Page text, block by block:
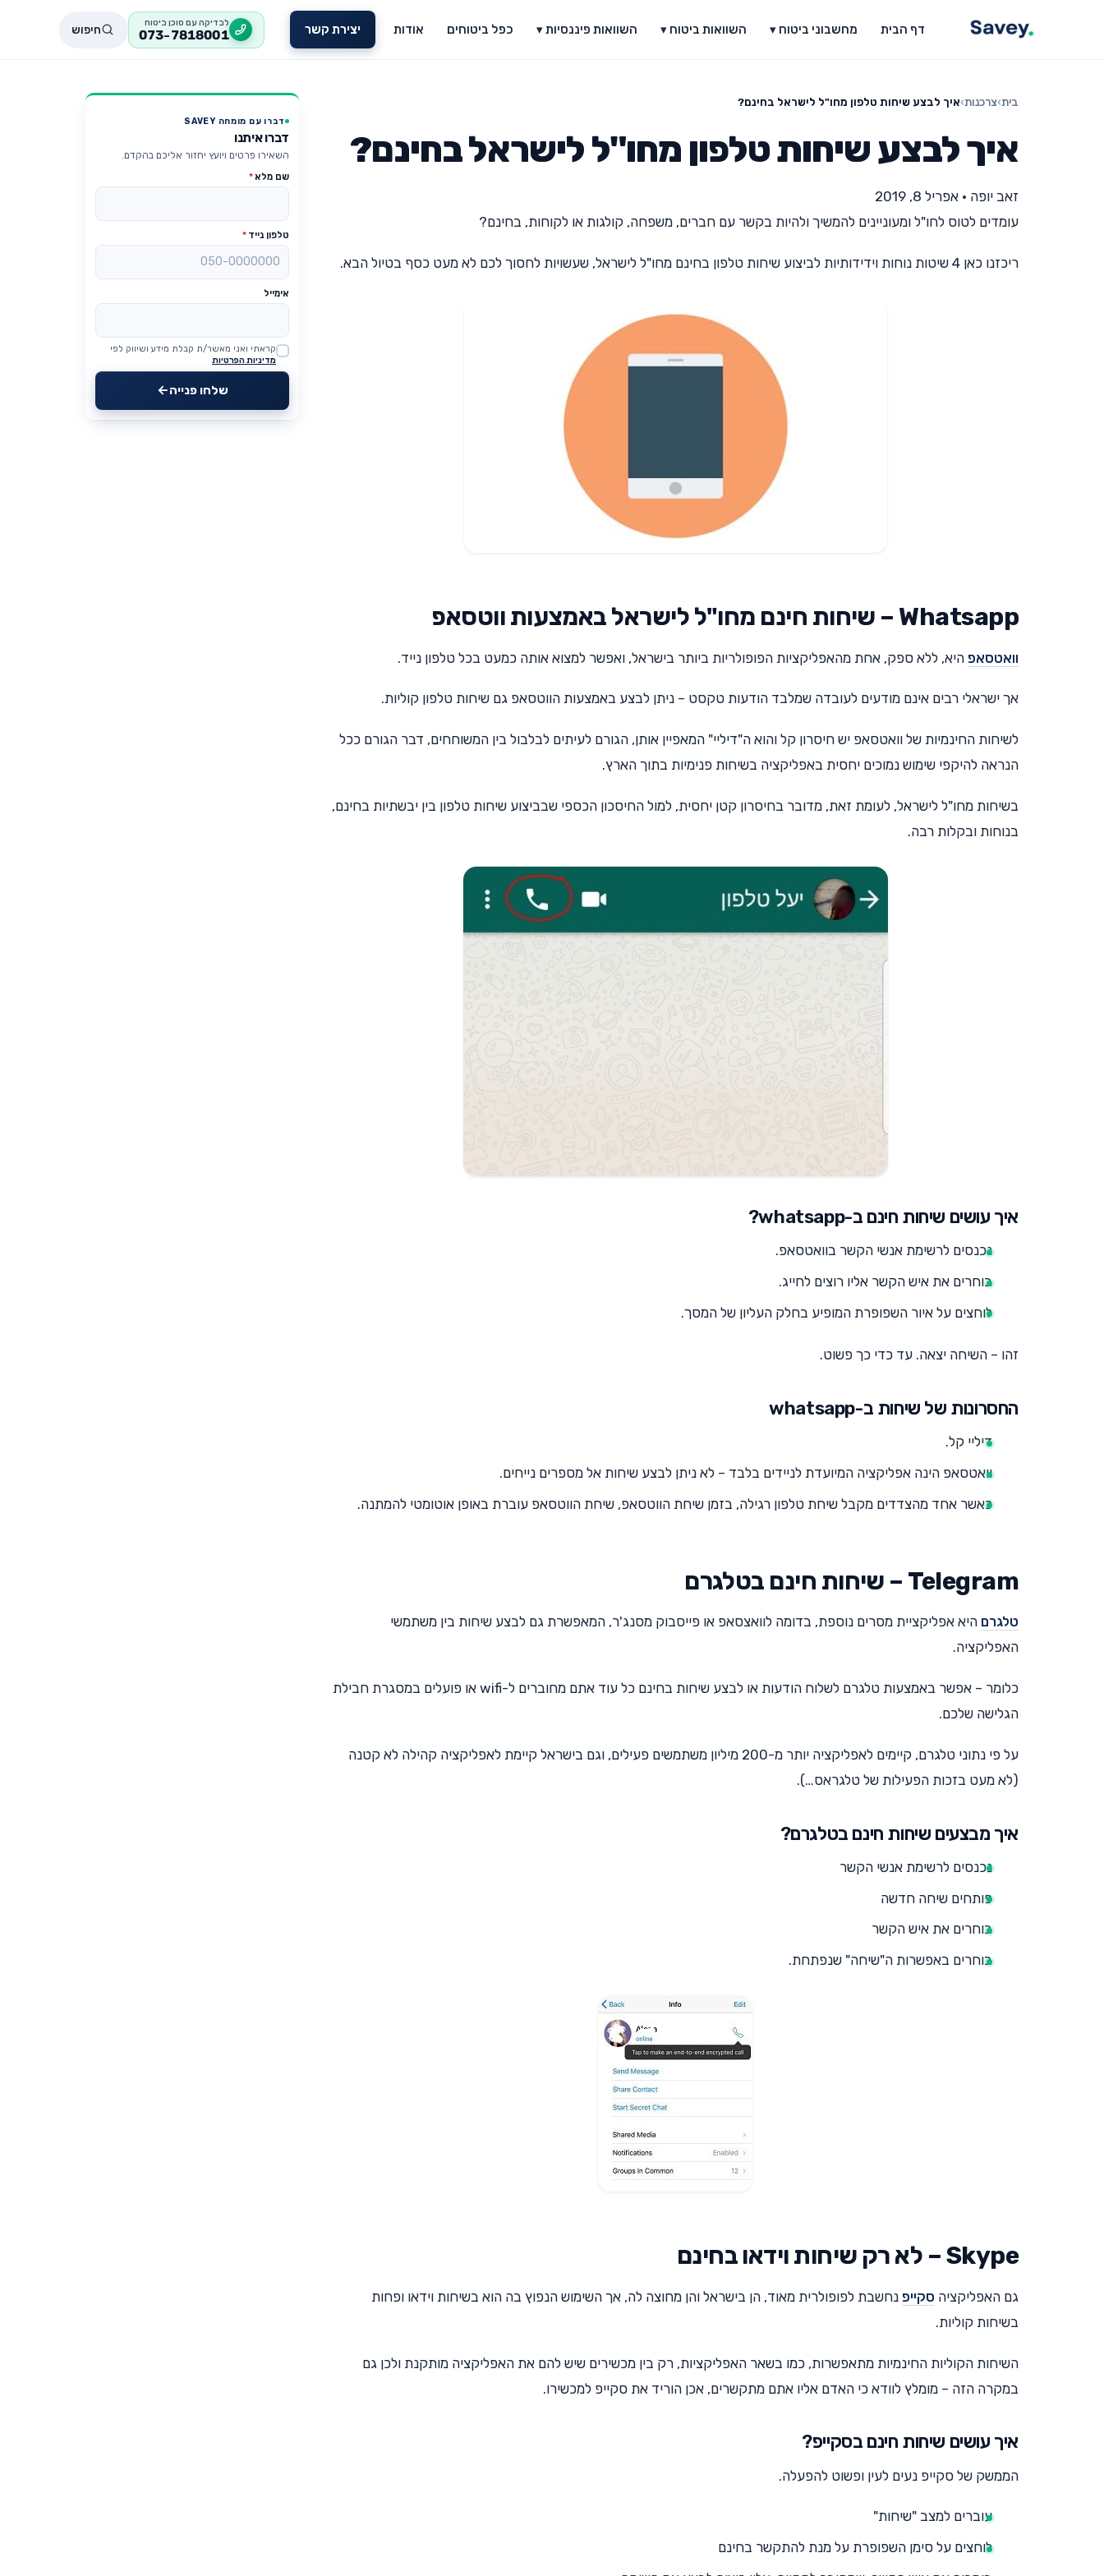
דף הבית מחשבוני ביטוח ▾ השוואות ביטוח ▾ השוואות פיננסיות ▾ כפל ביטוחים אודות יצירת קשר לבדיקה עם סוכן ביטוח
073-7818001 חיפוש
בית›צרכנות›איך לבצע שיחות טלפון מחו"ל לישראל בחינם?
איך לבצע שיחות טלפון מחו"ל לישראל בחינם?
זאב יופה • אפריל 8, 2019
עומדים לטוס לחו"ל ומעוניינים להמשיך ולהיות בקשר עם חברים, משפחה, קולגות או לקוחות, בחינם?
ריכזנו כאן 4 שיטות נוחות וידידותיות לביצוע שיחות טלפון בחינם מחו"ל לישראל, שעשויות לחסוך לכם לא מעט כסף בטיול הבא.
Whatsapp – שיחות חינם מחו"ל לישראל באמצעות ווטסאפ
וואטסאפ היא, ללא ספק, אחת מהאפליקציות הפופולריות ביותר בישראל, ואפשר למצוא אותה כמעט בכל טלפון נייד.
אך ישראלי רבים אינם מודעים לעובדה שמלבד הודעות טקסט – ניתן לבצע באמצעות הווטסאפ גם שיחות טלפון קוליות.
לשיחות החינמיות של וואטסאפ יש חיסרון קל והוא ה"דיליי" המאפיין אותן, הגורם לעיתים לבלבול בין המשוחחים, דבר הגורם ככל
הנראה להיקפי שימוש נמוכים יחסית באפליקציה בשיחות פנימיות בתוך הארץ.
בשיחות מחו"ל לישראל, לעומת זאת, מדובר בחיסרון קטן יחסית, למול החיסכון הכספי שבביצוע שיחות טלפון בין יבשתיות בחינם,
בנוחות ובקלות רבה.
איך עושים שיחות חינם ב-whatsapp?
נכנסים לרשימת אנשי הקשר בוואטסאפ.
בוחרים את איש הקשר אליו רוצים לחייג.
לוחצים על איור השפופרת המופיע בחלק העליון של המסך.
זהו – השיחה יצאה. עד כדי כך פשוט.
החסרונות של שיחות ב-whatsapp
דיליי קל.
וואטסאפ הינה אפליקציה המיועדת לניידים בלבד – לא ניתן לבצע שיחות אל מספרים נייחים.
כאשר אחד מהצדדים מקבל שיחת טלפון רגילה, בזמן שיחת הווטסאפ, שיחת הווטסאפ עוברת באופן אוטומטי להמתנה.
Telegram – שיחות חינם בטלגרם
טלגרם היא אפליקציית מסרים נוספת, בדומה לוואצסאפ או פייסבוק מסנג'ר, המאפשרת גם לבצע שיחות בין משתמשי
האפליקציה.
כלומר – אפשר באמצעות טלגרם לשלוח הודעות או לבצע שיחות בחינם כל עוד אתם מחוברים ל-wifi או פועלים במסגרת חבילת
הגלישה שלכם.
על פי נתוני טלגרם, קיימים לאפליקציה יותר מ-200 מיליון משתמשים פעילים, וגם בישראל קיימת לאפליקציה קהילה לא קטנה
(לא מעט בזכות הפעילות של טלגראס…).
איך מבצעים שיחות חינם בטלגרם?
נכנסים לרשימת אנשי הקשר
פותחים שיחה חדשה
בוחרים את איש הקשר
בוחרים באפשרות ה"שיחה" שנפתחת.
Skype – לא רק שיחות וידאו בחינם
גם האפליקציה סקייפ נחשבת לפופולרית מאוד, הן בישראל והן מחוצה לה, אך השימוש הנפוץ בה הוא בשיחות וידאו ופחות
בשיחות קוליות.
השיחות הקוליות החינמיות מתאפשרות, כמו בשאר האפליקציות, רק בין מכשירים שיש להם את האפליקציה מותקנת ולכן גם
במקרה הזה – מומלץ לוודא כי האדם אליו אתם מתקשרים, אכן הוריד את סקייפ למכשירו.
איך עושים שיחות חינם בסקייפ?
הממשק של סקייפ נעים לעין ופשוט להפעלה.
עוברים למצב "שיחות"
לוחצים על סימן השפופרת על מנת להתקשר בחינם
דברו עם מומחה SAVEY
דברו איתנו
השאירו פרטים ויועץ יחזור אליכם בהקדם.
שם מלא*
טלפון נייד *
אימייל
Website
קראתי ואני מאשר/ת קבלת מידע ושיווק לפי
מדיניות הפרטיות
שלחו פנייה